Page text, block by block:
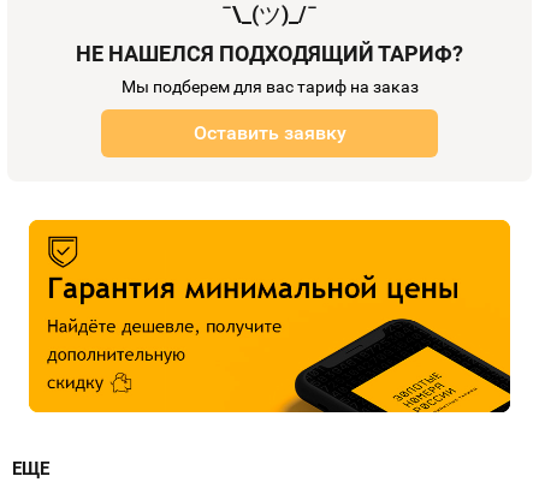
¯\_(ツ)_/¯
НЕ НАШЕЛСЯ ПОДХОДЯЩИЙ ТАРИФ?
Мы подберем для вас тариф на заказ
Оставить заявку
ЕЩЕ